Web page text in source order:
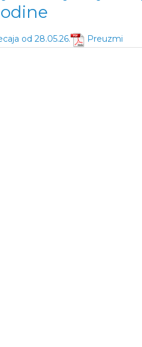
od 28.05.26. Preuzmi